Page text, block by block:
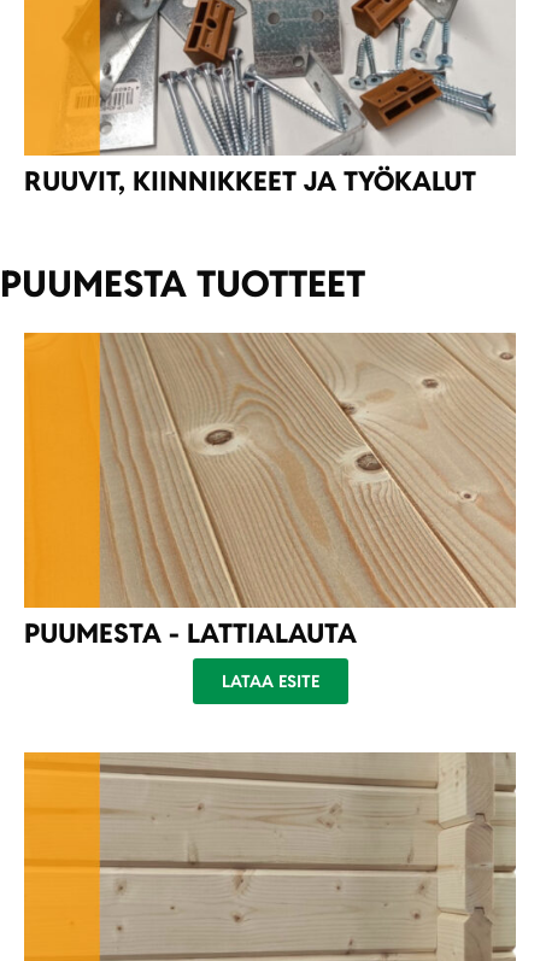
RUUVIT, KIINNIKKEET JA TYÖKALUT
PUUMESTA TUOTTEET
PUUMESTA - LATTIALAUTA
LATAA ESITE